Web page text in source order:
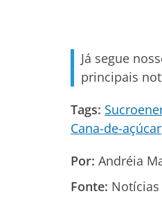
Já segue
principais
Tags:
Cana-de-açúcar
Por: Andréia
Fonte: